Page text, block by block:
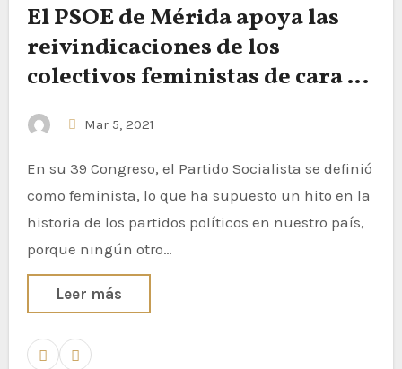
El PSOE de Mérida apoya las
reivindicaciones de los
colectivos feministas de cara al
8M
Mar 5, 2021
En su 39 Congreso, el Partido Socialista se definió
como feminista, lo que ha supuesto un hito en la
historia de los partidos políticos en nuestro país,
porque ningún otro…
Leer más